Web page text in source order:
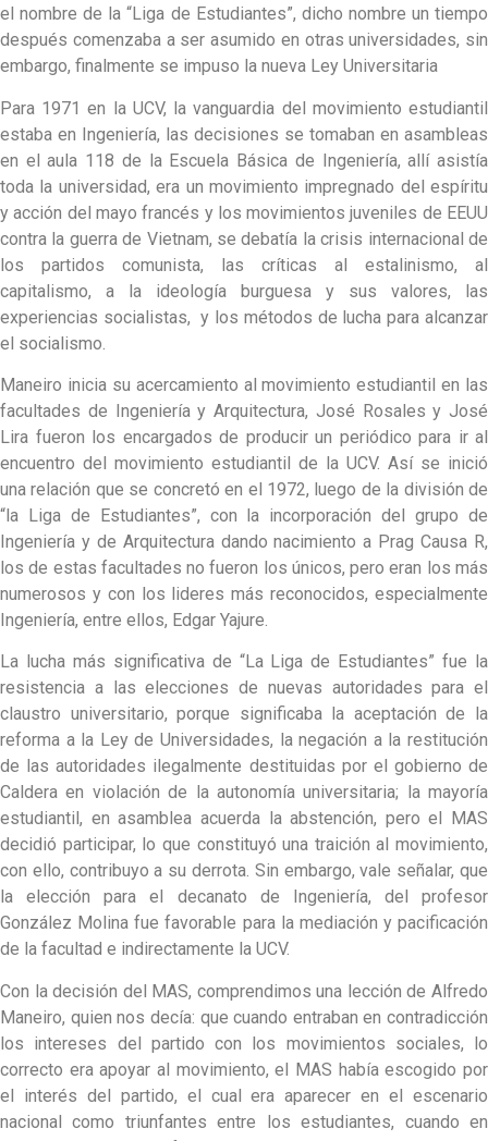
el nombre de la “Liga de Estudiantes”, dicho nombre un tiempo
después comenzaba a ser asumido en otras universidades, sin
embargo, finalmente se impuso la nueva Ley Universitaria
Para 1971 en la UCV, la vanguardia del movimiento estudiantil
estaba en Ingeniería, las decisiones se tomaban en asambleas
en el aula 118 de la Escuela Básica de Ingeniería, allí asistía
toda la universidad, era un movimiento impregnado del espíritu
y acción del mayo francés y los movimientos juveniles de EEUU
contra la guerra de Vietnam, se debatía la crisis internacional de
los partidos comunista, las críticas al estalinismo, al
capitalismo, a la ideología burguesa y sus valores, las
experiencias socialistas, y los métodos de lucha para alcanzar
el socialismo.
Maneiro inicia su acercamiento al movimiento estudiantil en las
facultades de Ingeniería y Arquitectura, José Rosales y José
Lira fueron los encargados de producir un periódico para ir al
encuentro del movimiento estudiantil de la UCV. Así se inició
una relación que se concretó en el 1972, luego de la división de
“la Liga de Estudiantes”, con la incorporación del grupo de
Ingeniería y de Arquitectura dando nacimiento a Prag Causa R,
los de estas facultades no fueron los únicos, pero eran los más
numerosos y con los lideres más reconocidos, especialmente
Ingeniería, entre ellos, Edgar Yajure.
La lucha más significativa de “La Liga de Estudiantes” fue la
resistencia a las elecciones de nuevas autoridades para el
claustro universitario, porque significaba la aceptación de la
reforma a la Ley de Universidades, la negación a la restitución
de las autoridades ilegalmente destituidas por el gobierno de
Caldera en violación de la autonomía universitaria; la mayoría
estudiantil, en asamblea acuerda la abstención, pero el MAS
decidió participar, lo que constituyó una traición al movimiento,
con ello, contribuyo a su derrota. Sin embargo, vale señalar, que
la elección para el decanato de Ingeniería, del profesor
González Molina fue favorable para la mediación y pacificación
de la facultad e indirectamente la UCV.
Con la decisión del MAS, comprendimos una lección de Alfredo
Maneiro, quien nos decía: que cuando entraban en contradicción
los intereses del partido con los movimientos sociales, lo
correcto era apoyar al movimiento, el MAS había escogido por
el interés del partido, el cual era aparecer en el escenario
nacional como triunfantes entre los estudiantes, cuando en